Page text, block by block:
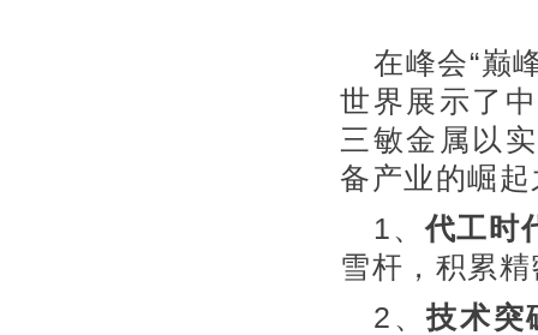
在峰会“巅
世界展示了
三敏金属以
备产业的崛
1、代工时
雪杆，积累
2、技术突